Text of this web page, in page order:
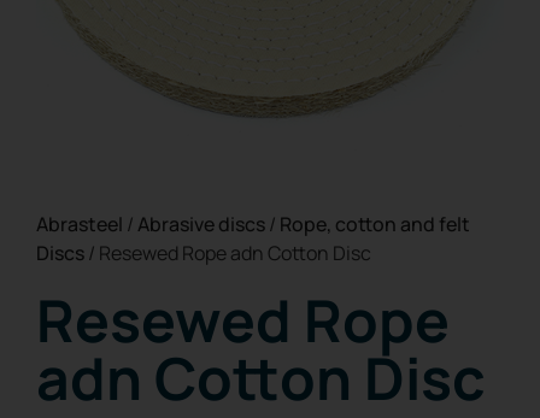
Abrasteel / Abrasive discs/ Rope, cotton and felt
Discs/ Resewed Rope adn Cotton Disc
Resewed Rope
adn Cotton Disc